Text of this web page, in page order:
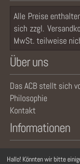
Alle Preise
sich zzgl.
MwSt. teilweise
Über uns
Das ACB stellt sich
Philosophie
Kontakt
Informationen
Hallo! Könnten wir bitte